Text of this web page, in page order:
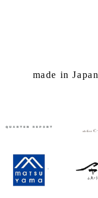
made in Japan